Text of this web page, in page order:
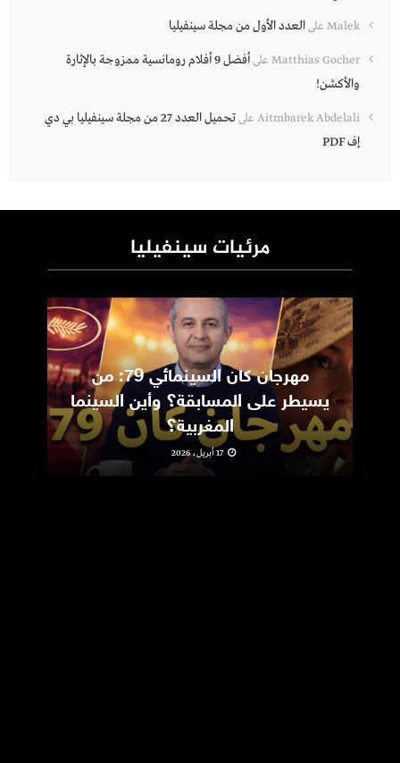
Malek علىالعدد الأول من مجلة سينفيليا
Matthias Gocher على
أفضل 9 أفلام رومانسية ممزوجة بالإثارة
والأكشن!
Aitmbarek Abdelali على
تحميل العدد 27 من مجلة سينفيليا بي دي
إف PDF
مرئيات سينفيليا
مهرجان كان السينمائي 79: من
يسيطر على المسابقة؟ وأين السينما
المغربية؟
17 أبريل، 2026